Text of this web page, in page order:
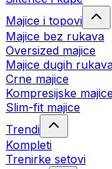
Majice i topovi
Majice bez rukava
Oversized majice
Majice dugih
Crne majice
Kompresijske
Slim-fit majice
Trendi
Kompleti
Trenirke setovi